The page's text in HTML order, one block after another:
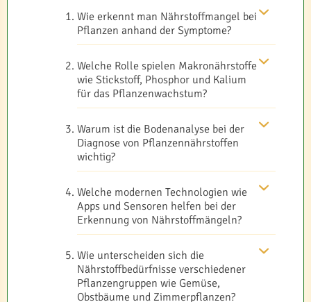
Wie erkennt man Nährstoffmangel bei
Pflanzen anhand der Symptome?
Welche Rolle spielen Makronährstoffe
wie Stickstoff, Phosphor und Kalium
für das Pflanzenwachstum?
Warum ist die Bodenanalyse bei der
Diagnose von Pflanzennährstoffen
wichtig?
Welche modernen Technologien wie
Apps und Sensoren helfen bei der
Erkennung von Nährstoffmängeln?
Wie unterscheiden sich die
Nährstoffbedürfnisse verschiedener
Pflanzengruppen wie Gemüse,
Obstbäume und Zimmerpflanzen?